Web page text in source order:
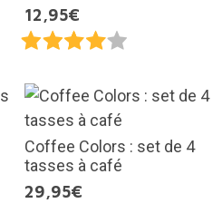
12,95€
Coffee Colors : set de 4
tasses à café
29,95€